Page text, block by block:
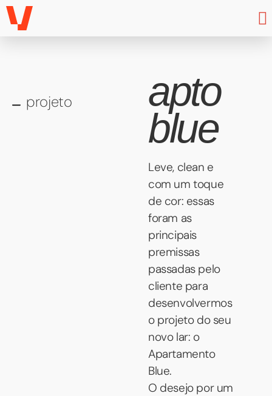
projeto
apto
blue
Leve, clean e
com um toque
de cor: essas
foram as
principais
premissas
passadas pelo
cliente para
desenvolvermos
o projeto do seu
novo lar: o
Apartamento
Blue.
O desejo por um